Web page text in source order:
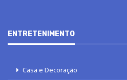
ENTRETENIMENTO
Casa e Decoração